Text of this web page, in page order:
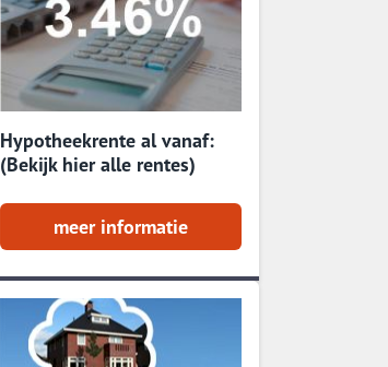
Hypotheekrente al vanaf:
(Bekijk hier alle rentes)
meer informatie